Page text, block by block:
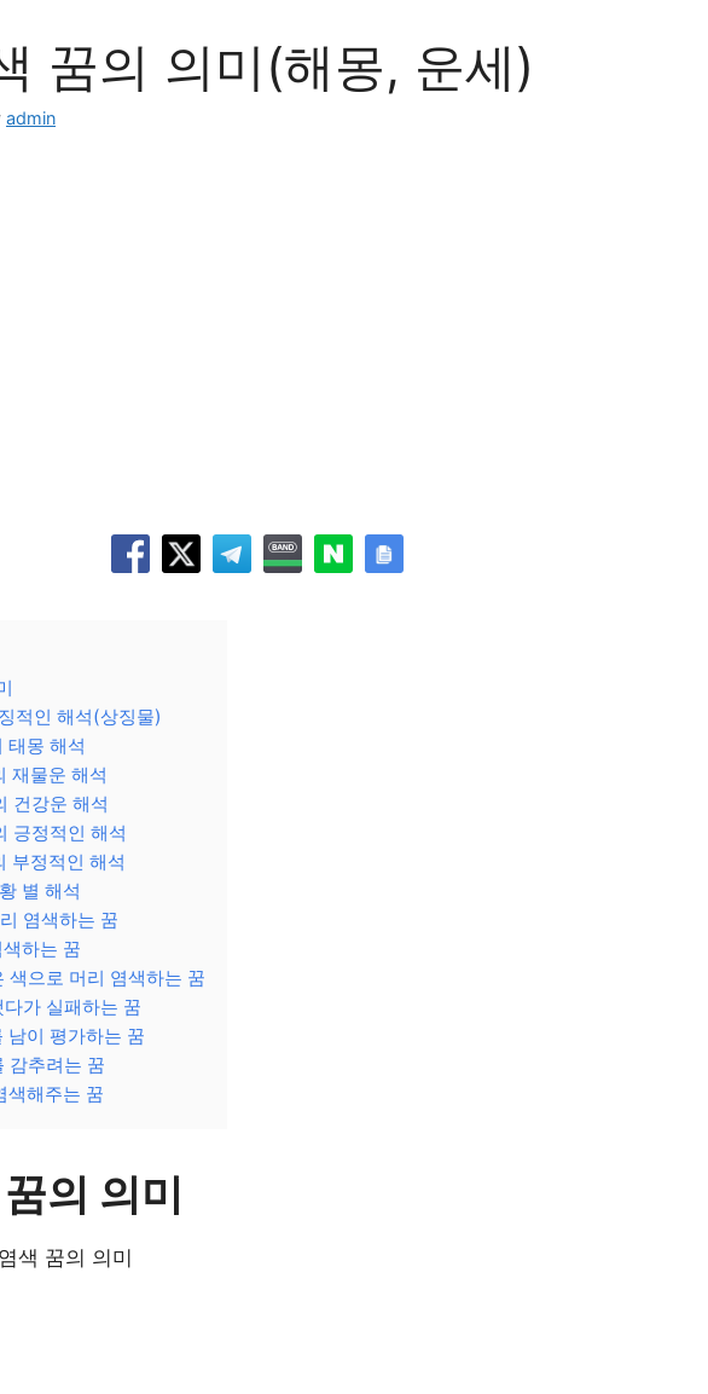
꿈의 의미(해몽, 운세)
admin
적인 해석(상징물)
태몽 해석
재물운 해석
건강운 해석
긍정적인 해석
부정적인 해석
별 해석
염색하는 꿈
하는 꿈
색으로 머리 염색하는 꿈
가 실패하는 꿈
남이 평가하는 꿈
감추려는 꿈
색해주는 꿈
의 의미